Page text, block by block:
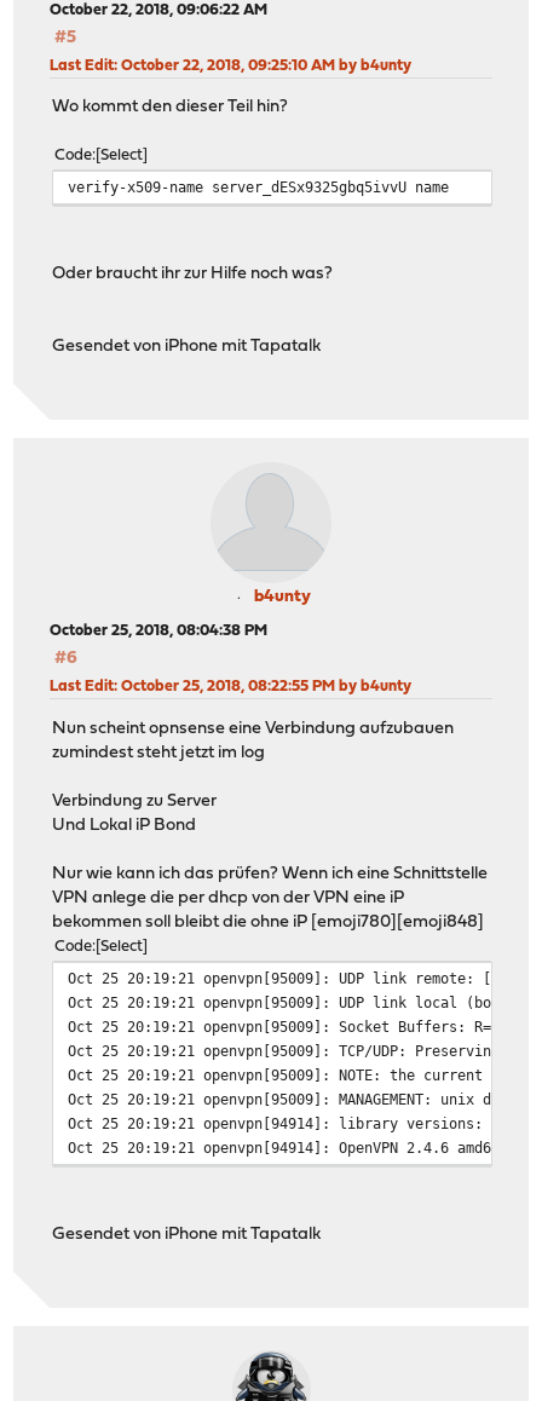
October 22, 2018, 09:06:22 AM
#5
Last Edit: October 22, 2018, 09:25:10 AM by b4unty
Wo kommt den dieser Teil hin?
Code Select
verify-x509-name server_dESx9325gbq5ivvU name
Oder braucht ihr zur Hilfe noch was?
Gesendet von iPhone mit Tapatalk
b4unty
October 25, 2018, 08:04:38 PM
#6
Last Edit: October 25, 2018, 08:22:55 PM by b4unty
Nun scheint opnsense eine Verbindung aufzubauen
zumindest steht jetzt im log
Verbindung zu Server
Und Lokal iP Bond
Nur wie kann ich das prüfen? Wenn ich eine Schnittstelle
VPN anlege die per dhcp von der VPN eine iP
bekommen soll bleibt die ohne iP [emoji780][emoji848]
Code Select
Oct 25 20:19:21
openvpn[95009]: UDP link remote:
Oct 25 20:19:21
openvpn[95009]: UDP link local (bound):
Oct 25 20:19:21
openvpn[95009]: Socket Buffers:
Oct 25 20:19:21
openvpn[95009]: TCP/UDP: Preserving
Oct 25 20:19:21
openvpn[95009]: NOTE: the current
Oct 25 20:19:21
openvpn[95009]: MANAGEMENT: unix
Oct 25 20:19:21
openvpn[94914]: library versions:
Oct 25 20:19:21
openvpn[94914]: OpenVPN 2.4.6 amd64-
Gesendet von iPhone mit Tapatalk